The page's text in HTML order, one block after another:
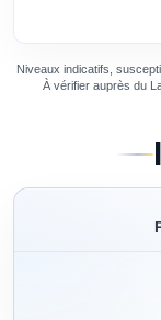
Niveaux indicatifs,
À vérifier auprès du